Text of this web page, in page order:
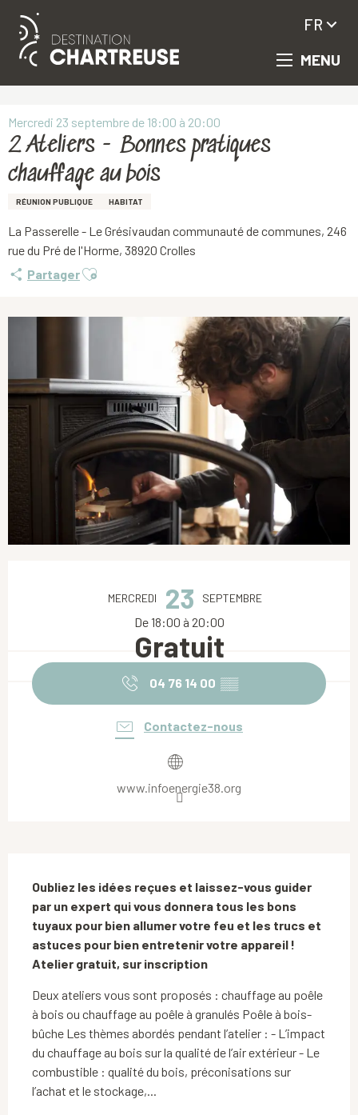
Aller
principal
MENU
FR
Mercredi 23 septembre de 18:00 à 20:00
2 Ateliers - Bonnes pratiques
chauffage au bois
RÉUNION PUBLIQUE HABITAT
La Passerelle - Le Grésivaudan communauté de communes, 246
rue du Pré de l'Horme, 38920 Crolles
PartagerAjouter aux favoris
MERCREDI 23 SEPTEMBRE
De 18:00 à 20:00
Gratuit
04 76 14 00 ▒▒
Contactez-nous
www.infoenergie38.org
Oubliez les idées reçues et laissez-vous guider
par un expert qui vous donnera tous les bons
tuyaux pour bien allumer votre feu et les trucs et
astuces pour bien entretenir votre appareil !
Atelier gratuit, sur inscription
Deux ateliers vous sont proposés : chauffage au poêle
à bois ou chauffage au poêle à granulés Poêle à bois-
bûche Les thèmes abordés pendant l’atelier : - L’impact
du chauffage au bois sur la qualité de l’air extérieur - Le
combustible : qualité du bois, préconisations sur
l’achat et le stockage,...